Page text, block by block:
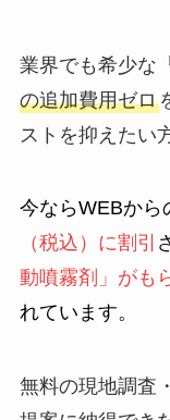
業界でも希少な
の追加費用ゼロ
ストを抑えたい
今ならWEBから
（税込）に割引
動噴霧剤」がも
れています。
無料の現地調査